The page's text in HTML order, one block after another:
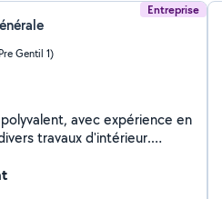
Entreprise
Gentil 1)
avec expérience en
travaux d'intérieur.
Travail soigné,